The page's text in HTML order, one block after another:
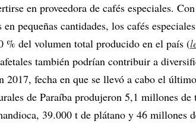
en proveedora de cafés especiales.
pequeñas cantidades, los cafés
% del volumen total producido en el país (
también podrían contribuir a
2017, fecha en que se llevó a cabo el
de Paraíba produjeron 5,1 millones de
39.000 t de plátano y 46 millones